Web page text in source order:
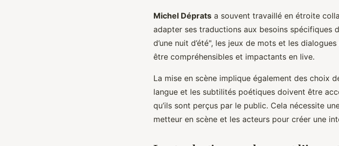
Michel Déprats a souvent travaillé en étroite
adapter ses traductions aux besoins spécifiques
d’une nuit d’été", les jeux de mots et les
être compréhensibles et impactants en live.
La mise en scène implique également des choix
langue et les subtilités poétiques doivent être
qu’ils sont perçus par le public. Cela nécessite
metteur en scène et les acteurs pour créer une